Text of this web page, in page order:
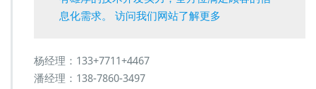
息化需求。 访问我们网站了解更多
杨经理：133+7711+4467
潘经理：138-7860-3497